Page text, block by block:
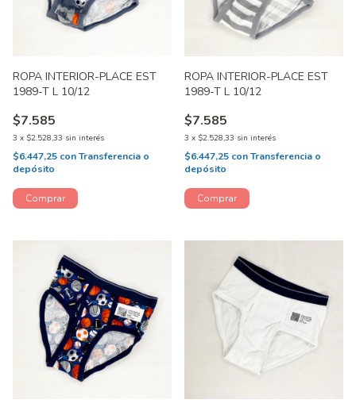
ROPA INTERIOR-PLACE EST
1989-T L 10/12
$7.585
3 x $2.528,33 sin interés
$6.447,25 conTransferencia o
depósito
ROPA INTERIOR-PLACE EST
1989-T L 10/12
$7.585
3 x $2.528,33 sin interés
$6.447,25 conTransferencia o
depósito